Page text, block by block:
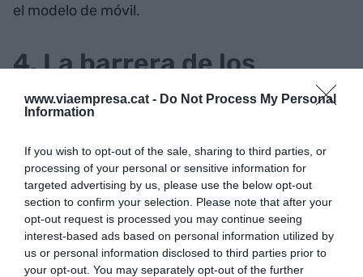
www.viaempresa.cat - Do Not Process My Personal
Information
If you wish to opt-out of the sale, sharing to third parties, or
processing of your personal or sensitive information for
targeted advertising by us, please use the below opt-out
section to confirm your selection. Please note that after your
opt-out request is processed you may continue seeing
interest-based ads based on personal information utilized by
us or personal information disclosed to third parties prior to
your opt-out. You may separately opt-out of the further
el modelo de móvil.
4. La barrera de los
100.000 congresistas
Asia y Estados Unidos son los principales lugares de
origen de los congresistas | ACN
Los 109.000 congresistas llegados de más de 200